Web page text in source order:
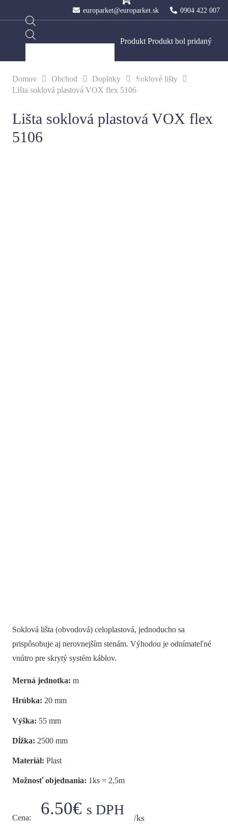
europarket@europarket.sk 0904 422 007
ProduktProdukt bol pridaný
do košíka.
Domov Obchod Doplnky
Soklové lišty
Lišta soklová plastová VOX flex 5106
Lišta soklová plastová VOX flex
5106
Soklová lišta (obvodová) celoplastová, jednoducho sa
prispôsobuje aj nerovnejším stenám. Výhodou je odnímateľné
vnútro pre skrytý systém káblov.
Merná jednotka: m
Hrúbka: 20 mm
Výška: 55 mm
Dĺžka: 2500 mm
Materiál: Plast
Možnosť objednania: 1ks = 2,5m
Cena: 6.50€ s DPH
/ks